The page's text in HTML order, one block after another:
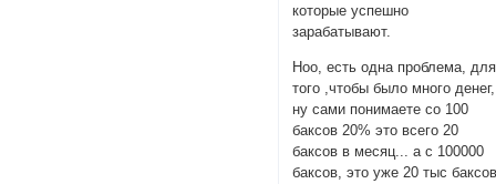
которые успешно
зарабатывают.
Ноо, есть одна проблема, для
того ,чтобы было много денег,
ну сами понимаете со 100
баксов 20% это всего 20
баксов в месяц... а с 100000
баксов, это уже 20 тыс